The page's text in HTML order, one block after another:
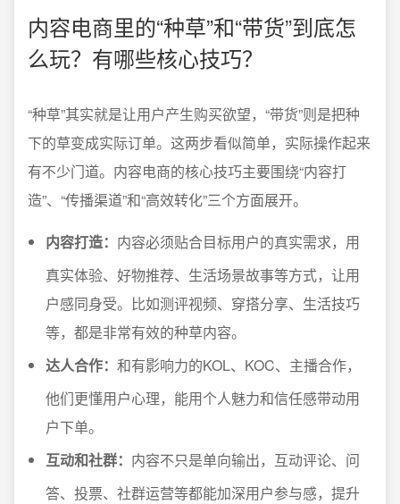
内容电商里的“种草”和“带货”到底怎
么玩？有哪些核心技巧？
“种草”其实就是让用户产生购买欲望，“带货”则是把种
下的草变成实际订单。这两步看似简单，实际操作起来
有不少门道。内容电商的核心技巧主要围绕“内容打
造”、“传播渠道”和“高效转化”三个方面展开。
内容打造： 内容必须贴合目标用户的真实需求，用
真实体验、好物推荐、生活场景故事等方式，让用
户感同身受。比如测评视频、穿搭分享、生活技巧
等，都是非常有效的种草内容。
达人合作： 和有影响力的KOL、KOC、主播合作，
他们更懂用户心理，能用个人魅力和信任感带动用
户下单。
互动和社群： 内容不只是单向输出，互动评论、问
答、投票、社群运营等都能加深用户参与感，提升